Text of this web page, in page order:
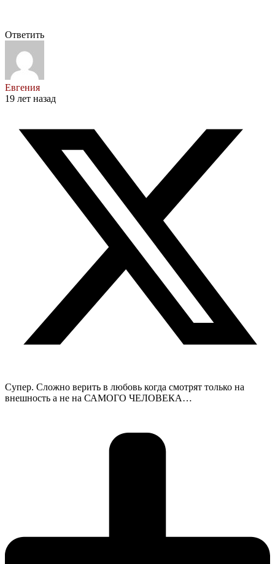
Ответить
Евгения
19 лет назад
Супер. Сложно верить в любовь когда смотрят только на
внешность а не на САМОГО ЧЕЛОВЕКА…